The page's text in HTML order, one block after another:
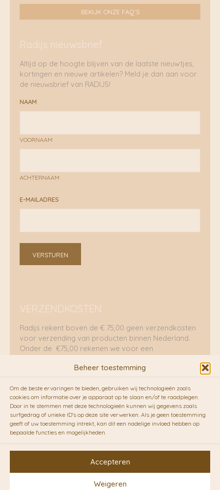
Beheer toestemming
Om de beste ervaringen te bieden, gebruiken wij technologieën zoals
cookies om informatie over je apparaat op te slaan en/of te raadplegen.
Door in te stemmen met deze technologieën kunnen wij gegevens zoals
surfgedrag of unieke ID's op deze site verwerken. Als je geen toestemming
geeft of uw toestemming intrekt, kan dit een nadelige invloed hebben op
bepaalde functies en mogelijkheden.
Accepteren
Weigeren
BEKIJK ONZE FAQ'S
Radijs nieuwsbrief
Altijd op de hoogte blijven van de laatste nieuwtjes,
kortingen en nieuwe artikelen? Meld je dan aan voor
de nieuwsbrief van RADIJS!
NAAM
VOORNAAM
ACHTERNAAM
E-MAILADRES
VERSTUREN
VERZENDKOSTEN
Radijs rekent boven de € 75,00 geen verzendkosten
voor verzending van producten binnen Nederland.
Onder de €75,00 rekenen we voor een
RADIJS werkt samen met de duurzame bezorgdienst
vanFietskoeriers.nl. Pakketten (mits voorradig) voor
10.00 uur besteld op een doordeweekse dag,
bezorgen zij soms nog op dezelfde dag in de
avonduren! Brievenbuspakjes de volgende dag. En
waar mogelijk ook echt op de fiets!!